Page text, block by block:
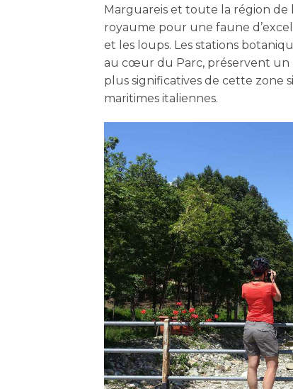
Marguareis et toute la région de
royaume pour une faune
et les loups. Les stations
au cœur du Parc, préservent un
plus significatives de cette zone
maritimes italiennes.